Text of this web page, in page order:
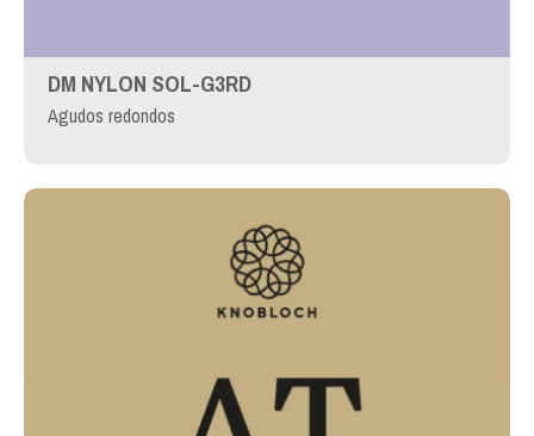
DM NYLON SOL-G3RD
Agudos redondos